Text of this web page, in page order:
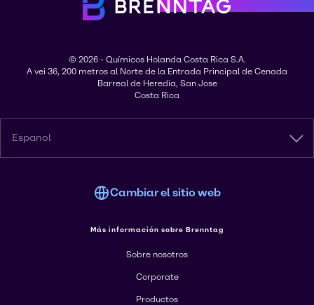
© 2026 - Químicos Holanda Costa Rica S.A.
A vei 36, 200 metros al Norte de la Entrada Principal de Cenada
Barreal de Heredia, San Jose
Costa Rica
Espanol
Cambiar el sitio web
Más información sobre Brenntag
Sobre nosotros
Corporate
Productos